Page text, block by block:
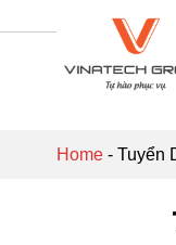
Home - Tuyển